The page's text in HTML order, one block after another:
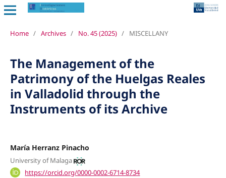
Home / Archives / No. 45 (2025) / MISCELLANY
The Management of the
Patrimony of the Huelgas Reales
in Valladolid through the
Instruments of its Archive
María Herranz Pinacho
University of Malaga
https://orcid.org/0000-0002-6714-8734